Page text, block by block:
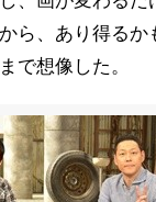
ら、あり得るか
で想像した。